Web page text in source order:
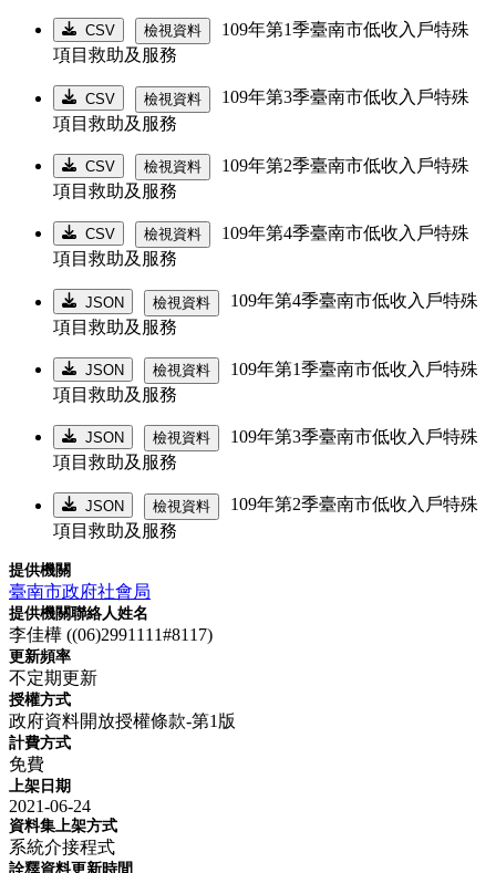
CSV 檢視資料
109年第1季臺南市低收入戶特殊
項目救助及服務
CSV 檢視資料
109年第3季臺南市低收入戶特殊
項目救助及服務
CSV 檢視資料
109年第2季臺南市低收入戶特殊
項目救助及服務
CSV 檢視資料
109年第4季臺南市低收入戶特殊
項目救助及服務
JSON 檢視資料
109年第4季臺南市低收入戶特殊
項目救助及服務
JSON 檢視資料
109年第1季臺南市低收入戶特殊
項目救助及服務
JSON 檢視資料
109年第3季臺南市低收入戶特殊
項目救助及服務
JSON 檢視資料
109年第2季臺南市低收入戶特殊
項目救助及服務
提供機關
臺南市政府社會局
提供機關聯絡人姓名
李佳樺 ((06)2991111#8117)
更新頻率
不定期更新
授權方式
政府資料開放授權條款-第1版
計費方式
免費
上架日期
2021-06-24
資料集上架方式
系統介接程式
詮釋資料更新時間